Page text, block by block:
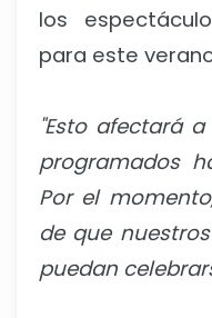
los
para este
"Esto afectará
programados
Por el
de que
puedan